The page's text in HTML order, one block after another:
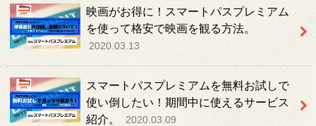
映画がお得に！スマートパスプレミアム
を使って格安で映画を観る方法。
2020.03.13
スマートパスプレミアムを無料お試しで
使い倒したい！期間中に使えるサービス
紹介。
2020.03.09